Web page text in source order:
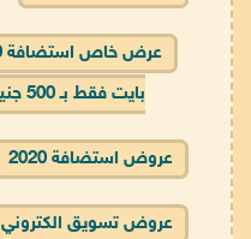
بايت فقط بـ 500 جنيه مصري لفترة محدودة
عروض استضافة 2020
عروض تسويق الكتروني